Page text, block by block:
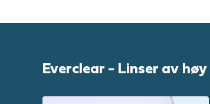
Everclear - Linser av